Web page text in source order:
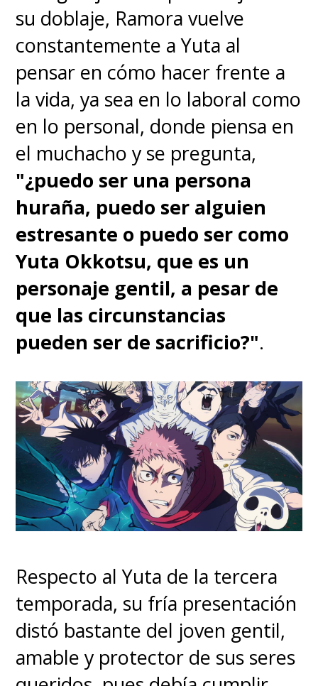
su doblaje, Ramora vuelve
constantemente a Yuta al
pensar en cómo hacer frente a
la vida, ya sea en lo laboral como
en lo personal, donde piensa en
el muchacho y se pregunta,
"¿puedo ser una persona
huraña, puedo ser alguien
estresante o puedo ser como
Yuta Okkotsu, que es un
personaje gentil, a pesar de
que las circunstancias
pueden ser de sacrificio?".
Respecto al Yuta de la tercera
temporada, su fría presentación
distó bastante del joven gentil,
amable y protector de sus seres